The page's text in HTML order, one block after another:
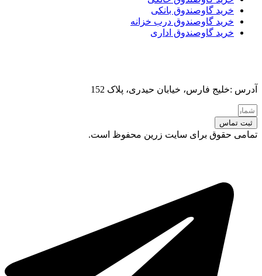
خرید گاوصندوق بانکی
خرید گاوصندوق درب خزانه
خرید گاوصندوق اداری
آدرس :خلیج فارس، خیابان حیدری، پلاک 152
ثبت تماس
تمامی حقوق برای سایت زرین محفوظ است.